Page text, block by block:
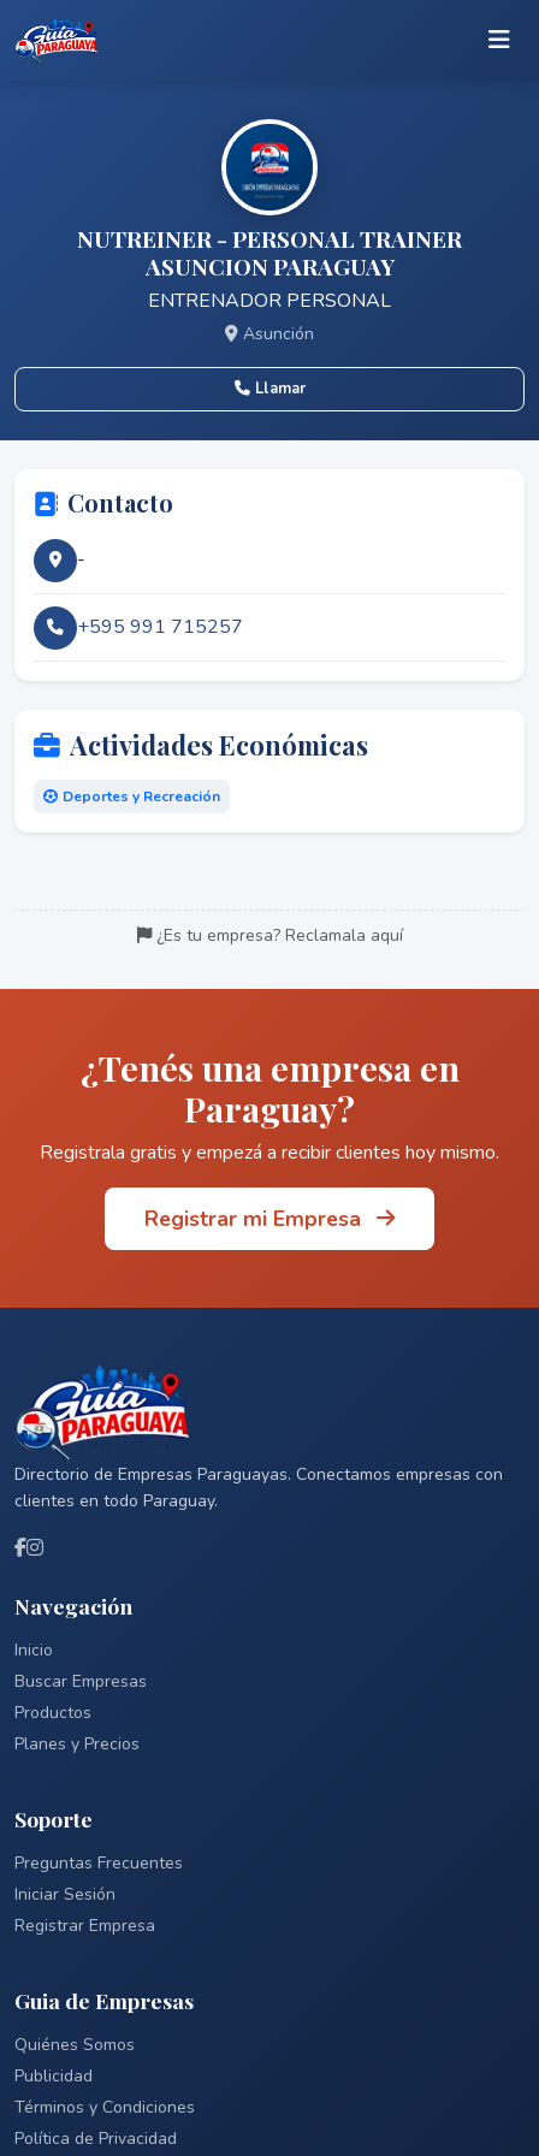
NUTREINER - PERSONAL TRAINER
ASUNCION PARAGUAY
ENTRENADOR PERSONAL
Asunción
Llamar
Contacto
-
+595 991 715257
Actividades Económicas
Deportes y Recreación
¿Es tu empresa? Reclamala aquí
¿Tenés una empresa en
Paraguay?
Registrala gratis y empezá a recibir clientes hoy mismo.
Registrar mi Empresa
Directorio de Empresas Paraguayas. Conectamos empresas con
clientes en todo Paraguay.
Navegación
Inicio
Buscar Empresas
Productos
Planes y Precios
Soporte
Preguntas Frecuentes
Iniciar Sesión
Registrar Empresa
Guia de Empresas
Quiénes Somos
Publicidad
Términos y Condiciones
Política de Privacidad